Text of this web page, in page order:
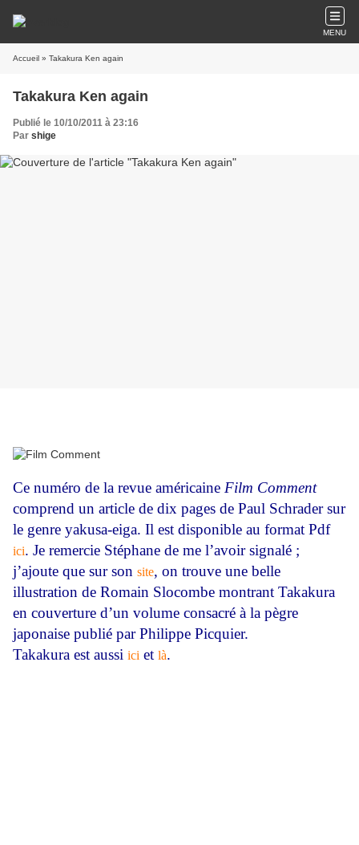
MENU
Accueil » Takakura Ken again
Takakura Ken again
Publié le 10/10/2011 à 23:16
Par shige
Ce numéro de la revue américaine Film Comment
comprend un article de dix pages de Paul Schrader sur
le genre yakusa-eiga. Il est disponible au format Pdf
ici. Je remercie Stéphane de me l’avoir signalé ;
j’ajoute que sur son site, on trouve une belle
illustration de Romain Slocombe montrant Takakura
en couverture d’un volume consacré à la pègre
japonaise publié par Philippe Picquier.
Takakura est aussi ici et là.